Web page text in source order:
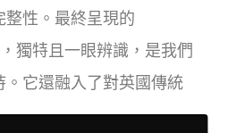
性。最終呈現的
獨特且一眼辨識，是我們
。它還融入了對英國傳統